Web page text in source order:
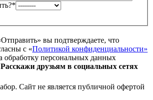
*
вы подтверждаете, что
с «Политикой конфиденциальности»
обработку персональных данных
друзьям в социальных сетях
Сайт не является публичной офертой